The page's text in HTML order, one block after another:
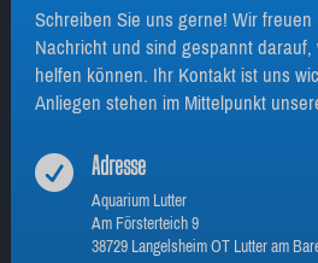
Schreiben Sie uns gerne! Wir
Nachricht und sind gespannt
helfen können. Ihr Kontakt ist uns
Anliegen stehen im Mittelpunkt
 Adresse
Aquarium Lutter
Am Försterteich 9
38729 Langelsheim OT Lutter am